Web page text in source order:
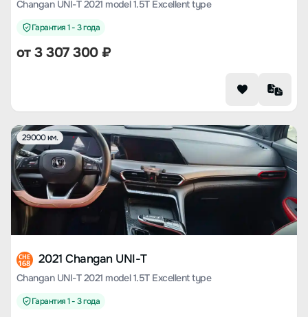
Changan UNI-T 2021 model 1.5T Excellent type
Гарантия 1 - 3 года
от3 307 300₽
29000 км.
CHE
168 2021 Changan UNI-T
Changan UNI-T 2021 model 1.5T Excellent type
Гарантия 1 - 3 года